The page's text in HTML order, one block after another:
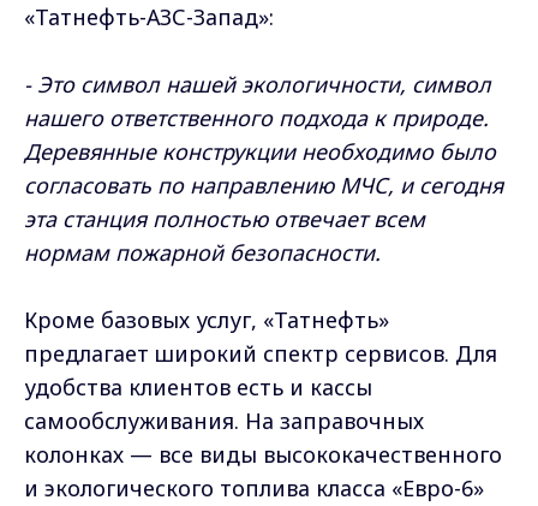
«Татнефть-АЗС-Запад»:
- Это символ нашей экологичности, символ
нашего ответственного подхода к природе.
Деревянные конструкции необходимо было
согласовать по направлению МЧС, и сегодня
эта станция полностью отвечает всем
нормам пожарной безопасности.
Кроме базовых услуг, «Татнефть»
предлагает широкий спектр сервисов. Для
удобства клиентов есть и кассы
самообслуживания. На заправочных
колонках — все виды высококачественного
и экологического топлива класса «Евро-6»